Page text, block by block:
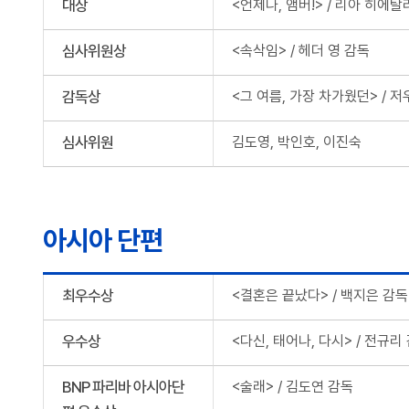
대상 <언제나, 앰버!> / 리아 히에탈
심사위원상 <속삭임> / 헤더 영 감독
감독상 <그 여름, 가장 차가웠던> / 저
심사위원 김도영, 박인호, 이진숙
아시아 단편
최우수상 <결혼은 끝났다> / 백지은 감독
우수상 <다신, 태어나, 다시> / 전규리
BNP 파리바 아시아단
<술래> / 김도연 감독